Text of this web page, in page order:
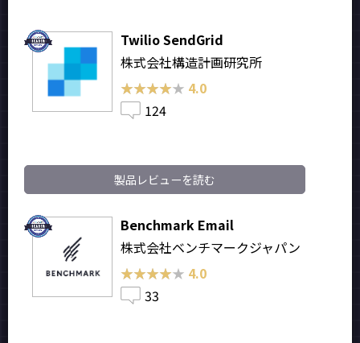
Twilio SendGrid
株式会社構造計画研究所
★★★★★
★★★★★ 4.0
124
製品レビューを読む
Benchmark Email
株式会社ベンチマークジャパン
★★★★★
★★★★★ 4.0
33